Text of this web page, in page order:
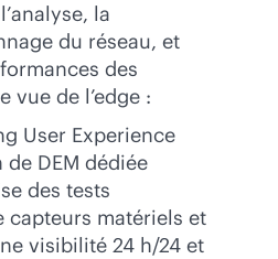
la
du réseau, et
des
vue de l’edge :
User Experience
DEM dédiée
des tests
capteurs matériels et
visibilité 24 h/24 et